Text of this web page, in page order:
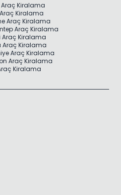
Kiralama
Kiralama
Araç Kiralama
Araç Kiralama
Araç Kiralama
Araç Kiralama
Araç Kiralama
Araç Kiralama
Kiralama